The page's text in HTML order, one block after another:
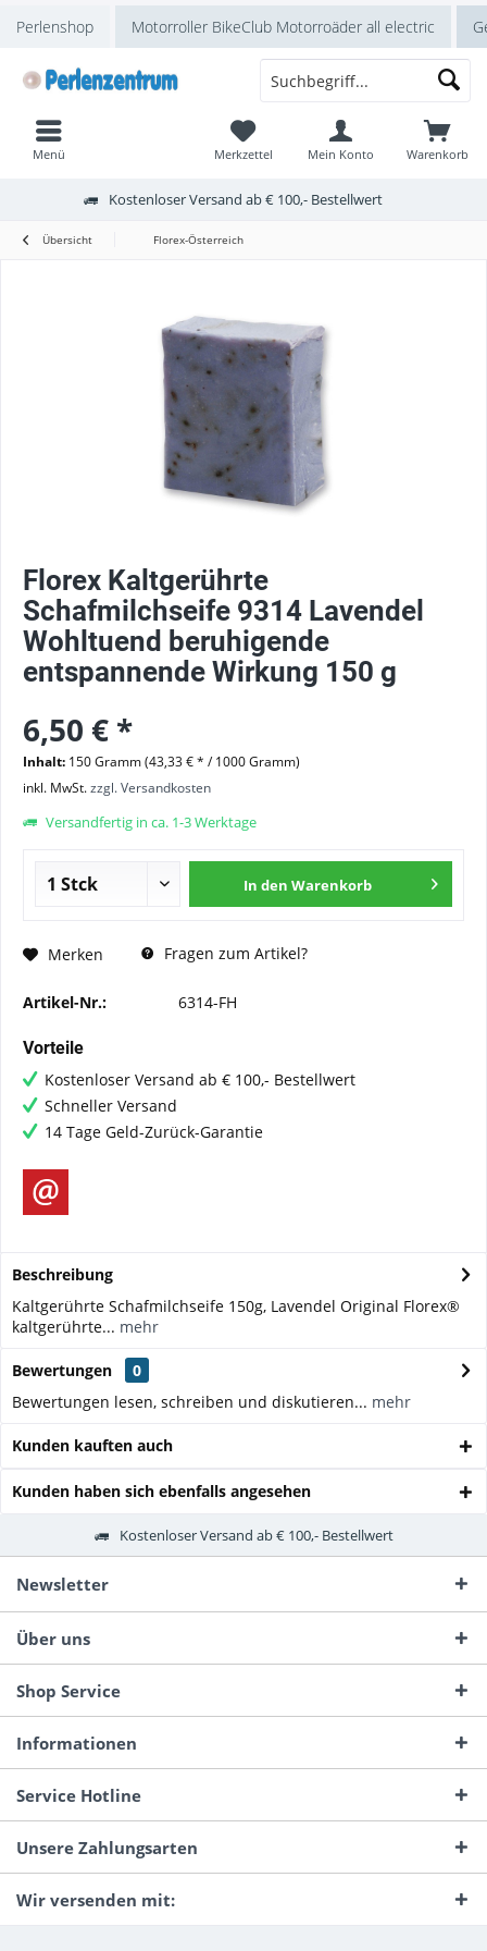
Perlenshop Motorroller BikeClub Motorroäder all electric
Kostenloser Versand ab € 100,- Bestellwert
Warenkorb
Merkzettel Mein Konto
Menü
Übersicht Florex-Österreich
Florex Kaltgerührte
Schafmilchseife 9314 Lavendel
Wohltuend beruhigende
entspannende Wirkung 150 g
6,50 € *
Inhalt: 150 Gramm (43,33 € * / 1000 Gramm)
inkl. MwSt.zzgl. Versandkosten
Versandfertig in ca. 1-3 Werktage
In den Warenkorb
Merken Fragen zum Artikel?
Artikel-Nr.: 6314-FH
Vorteile
Kostenloser Versand ab € 100,- Bestellwert
Schneller Versand
14 Tage Geld-Zurück-Garantie
Beschreibung
Kaltgerührte Schafmilchseife 150g, Lavendel Original Florex®
kaltgerührte... mehr
Bewertungen
0
Bewertungen lesen, schreiben und diskutieren... mehr
Kunden kauften auch
Kunden haben sich ebenfalls angesehen
Kostenloser Versand ab € 100,- Bestellwert
Newsletter
Über uns
Shop Service
Informationen
Service Hotline
Unsere Zahlungsarten
Wir versenden mit: